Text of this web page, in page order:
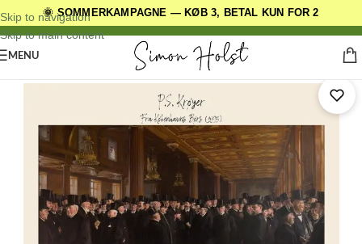
🌞 SOMMERKAMPAGNE — KØB 3, BETAL KUN FOR 2
Skip to navigation
Skip to main content
DANSKE ORIGINALE DESIGNS
MENU
Forside PS Krøyer